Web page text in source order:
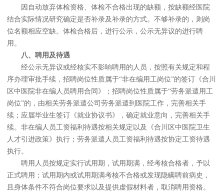
因自动放弃体检资格、体检不合格出现的缺额，按缺额经医院
结合实际情况研究确定是否补录及补录的方式。不够补录的，则岗
位名额相应空缺。体检合格后，进行公示，公示无异议的进行聘
用。
八、 聘用及待遇
经公示无异议或经核实不影响聘用的人员，按照有关规定和程
序办理审批手续，招聘岗位性质属于“非在编用工岗位”的签订《合川
区中医院非在编人员聘用合同》；招聘岗位性质属于“劳务派遣用工
岗位”的，由相关劳务派遣公司劳务派遣到医院工作，完善相关手
续；应届毕业生签订《就业协议书》，确定就业意向，完善相关手
续。非在编人员工资福利待遇按相关规定以及《合川区中医院卫生
人才引进政策》执行；劳务派遣人员工资福利待遇按协定工资待遇
执行。
聘用人员按规定实行试用期，试用期满，经考核合格者，予以
正式聘用；试用期内或试用期满考核不合格或发现隐瞒聘前病史，
且身体条件不符合岗位要求以及提供虚假材料者，取消聘用资格。